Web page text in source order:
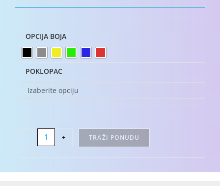
OPCIJA BOJA
POKLOPAC
Izaberite opciju
- + TRAŽI PONUDU